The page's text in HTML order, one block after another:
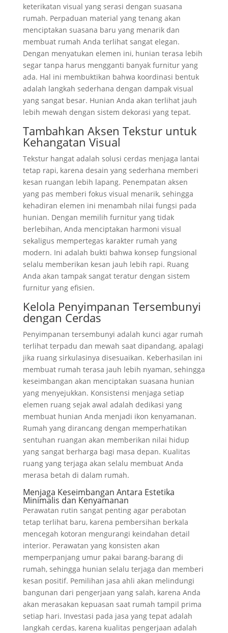
keterikatan visual yang serasi dengan suasana
rumah. Perpaduan material yang tenang akan
menciptakan suasana baru yang menarik dan
membuat rumah Anda terlihat sangat elegan.
Dengan menyatukan elemen ini, hunian terasa lebih
segar tanpa harus mengganti banyak furnitur yang
ada. Hal ini membuktikan bahwa koordinasi bentuk
adalah langkah sederhana dengan dampak visual
yang sangat besar. Hunian Anda akan terlihat jauh
lebih mewah dengan sistem dekorasi yang tepat.
Tambahkan Aksen Tekstur untuk
Kehangatan Visual
Tekstur hangat adalah solusi cerdas menjaga lantai
tetap rapi, karena desain yang sederhana memberi
kesan ruangan lebih lapang. Penempatan aksen
yang pas memberi fokus visual menarik, sehingga
kehadiran elemen ini menambah nilai fungsi pada
hunian. Dengan memilih furnitur yang tidak
berlebihan, Anda menciptakan harmoni visual
sekaligus mempertegas karakter rumah yang
modern. Ini adalah bukti bahwa konsep fungsional
selalu memberikan kesan jauh lebih rapi. Ruang
Anda akan tampak sangat teratur dengan sistem
furnitur yang efisien.
Kelola Penyimpanan Tersembunyi
dengan Cerdas
Penyimpanan tersembunyi adalah kunci agar rumah
terlihat terpadu dan mewah saat dipandang, apalagi
jika ruang sirkulasinya disesuaikan. Keberhasilan ini
membuat rumah terasa jauh lebih nyaman, sehingga
keseimbangan akan menciptakan suasana hunian
yang menyejukkan. Konsistensi menjaga setiap
elemen ruang sejak awal adalah dedikasi yang
membuat hunian Anda menjadi ikon kenyamanan.
Rumah yang dirancang dengan memperhatikan
sentuhan ruangan akan memberikan nilai hidup
yang sangat berharga bagi masa depan. Kualitas
ruang yang terjaga akan selalu membuat Anda
merasa betah di dalam rumah.
Menjaga Keseimbangan Antara Estetika
Minimalis dan Kenyamanan
Perawatan rutin sangat penting agar perabotan
tetap terlihat baru, karena pembersihan berkala
mencegah kotoran mengurangi keindahan detail
interior. Perawatan yang konsisten akan
memperpanjang umur pakai barang-barang di
rumah, sehingga hunian selalu terjaga dan memberi
kesan positif. Pemilihan jasa ahli akan melindungi
bangunan dari pengerjaan yang salah, karena Anda
akan merasakan kepuasan saat rumah tampil prima
setiap hari. Investasi pada jasa yang tepat adalah
langkah cerdas, karena kualitas pengerjaan adalah